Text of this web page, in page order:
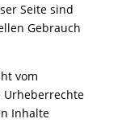
Seite sind
Gebrauch
vom
Inhalte